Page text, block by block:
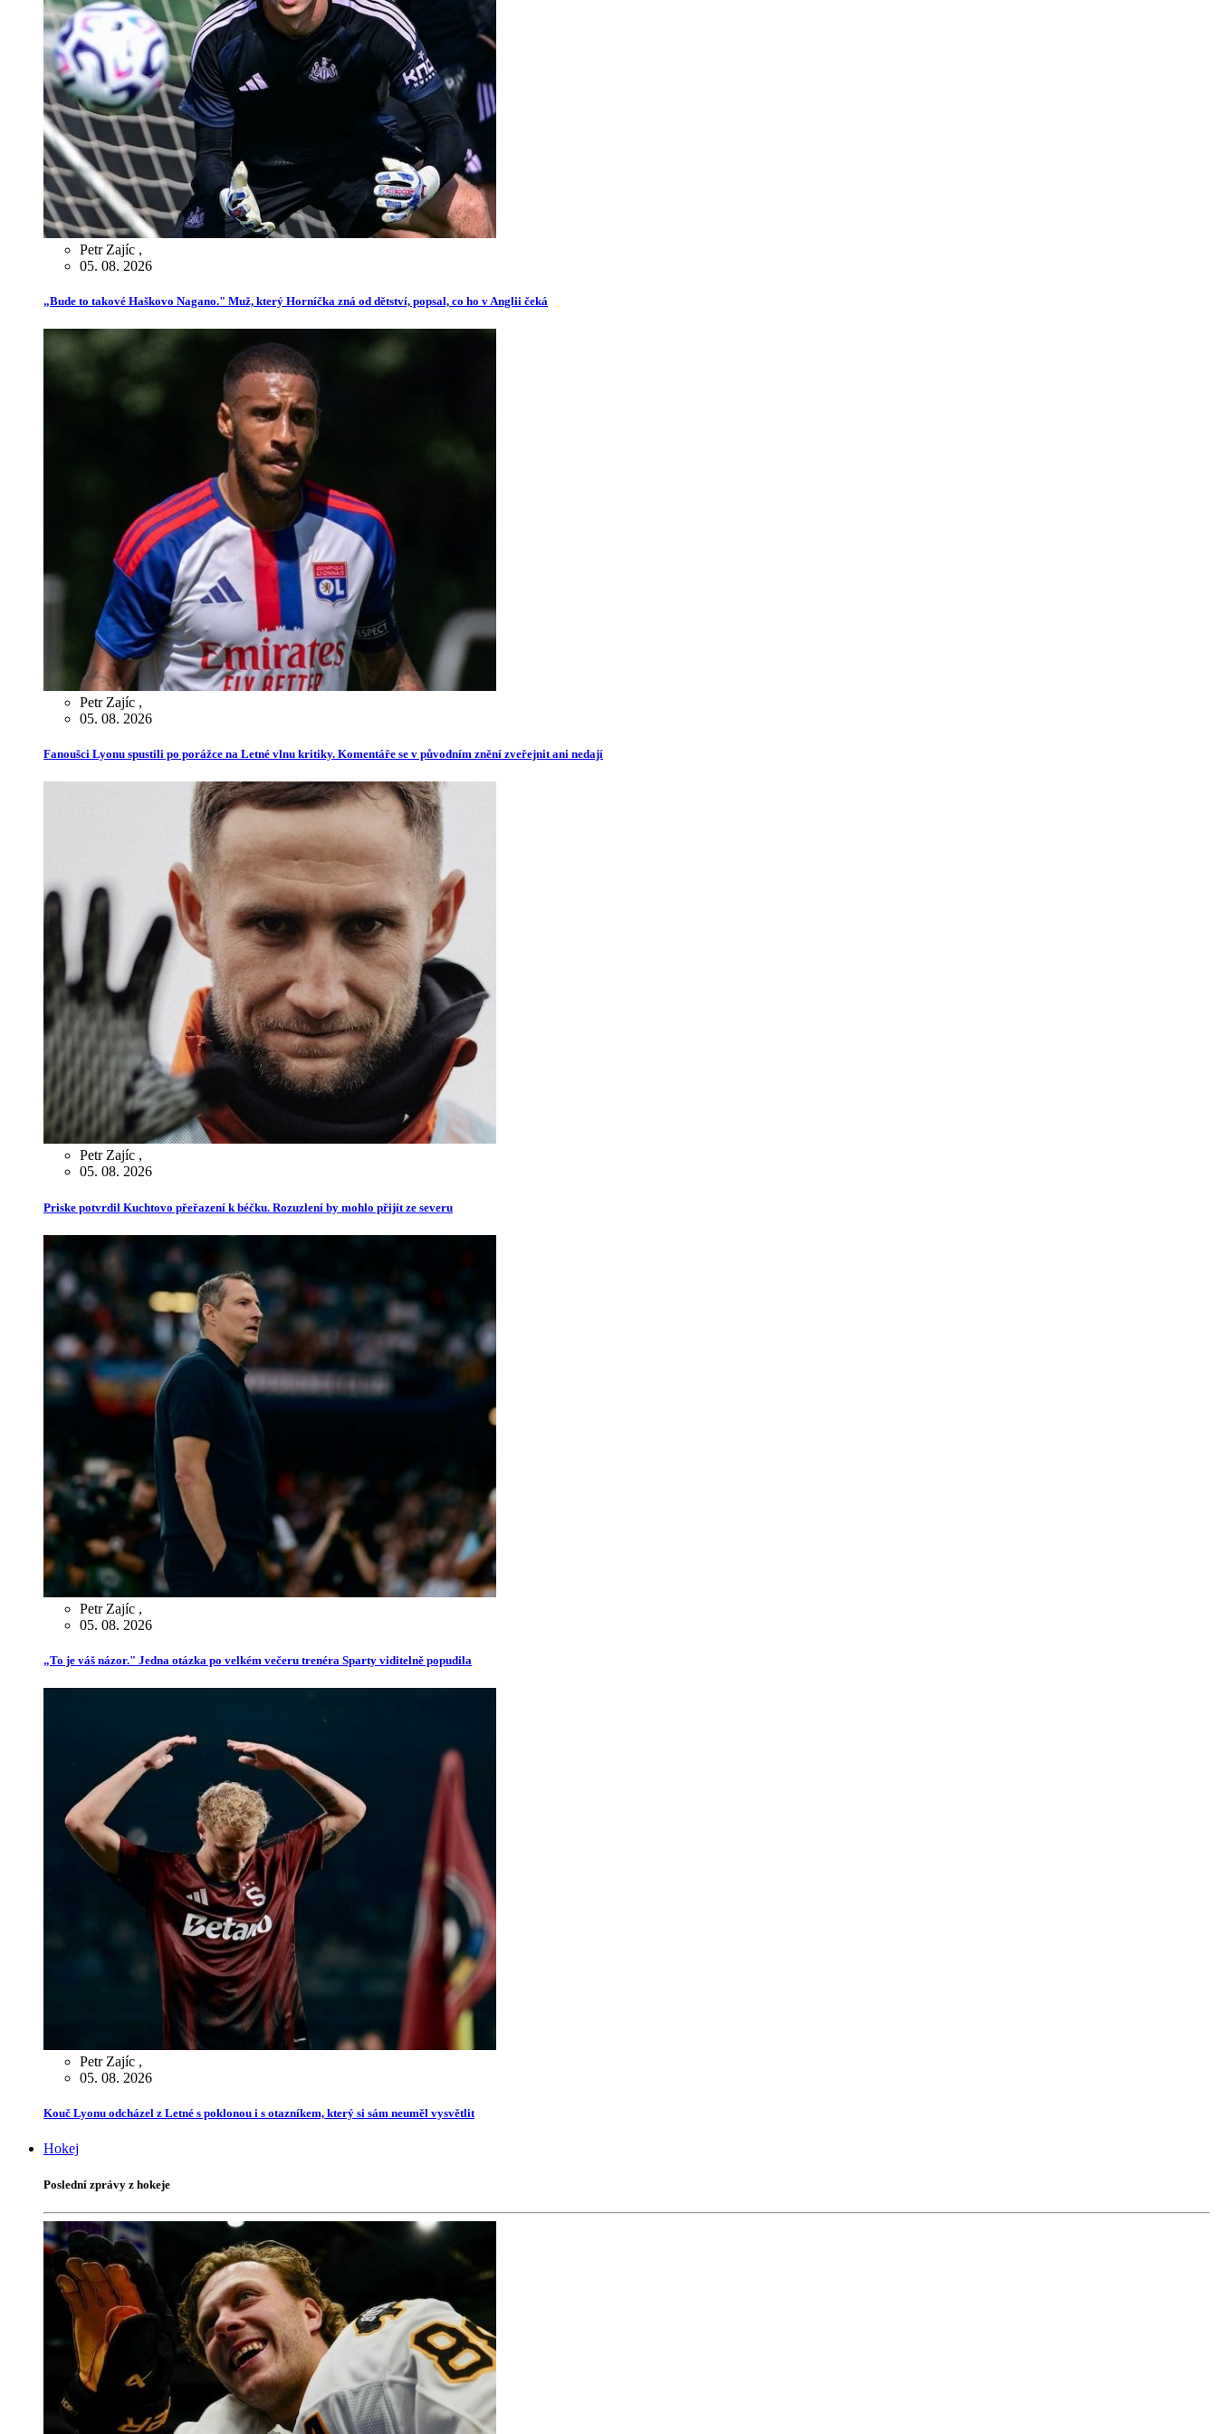
Petr Zajíc ,
05. 08. 2026
„Bude to takové Haškovo Nagano." Muž, který Horníčka zná od dětství, popsal, co ho v Anglii čeká
Petr Zajíc ,
05. 08. 2026
Fanoušci Lyonu spustili po porážce na Letné vlnu kritiky. Komentáře se v původním znění zveřejnit ani nedají
Petr Zajíc ,
05. 08. 2026
Priske potvrdil Kuchtovo přeřazení k béčku. Rozuzlení by mohlo přijít ze severu
Petr Zajíc ,
05. 08. 2026
„To je váš názor." Jedna otázka po velkém večeru trenéra Sparty viditelně popudila
Petr Zajíc ,
05. 08. 2026
Kouč Lyonu odcházel z Letné s poklonou i s otazníkem, který si sám neuměl vysvětlit
Hokej
Poslední zprávy z hokeje